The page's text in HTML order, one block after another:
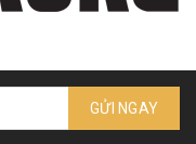
GỬI NGAY